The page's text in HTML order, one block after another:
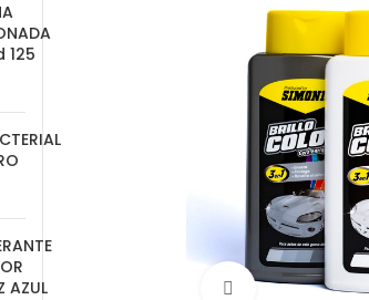
Clic para
125
AZUL